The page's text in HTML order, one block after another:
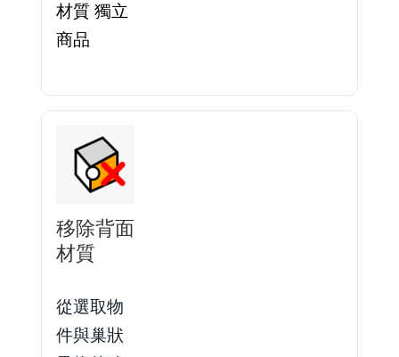
材質 獨立
商品
移除背面
材質
從選取物
件與巢狀